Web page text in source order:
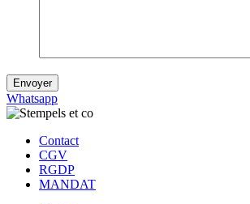
Whatsapp
Contact
CGV
RGDP
MANDAT